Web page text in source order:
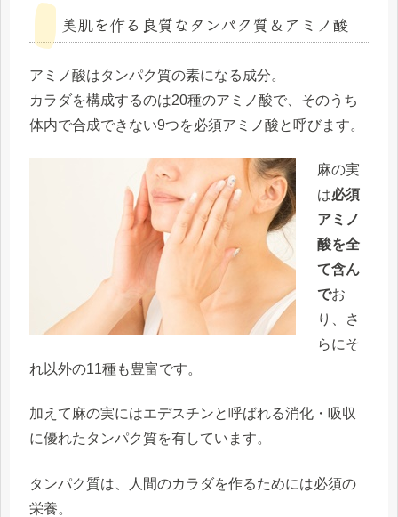
美肌を作る良質なタンパク質＆アミノ酸
アミノ酸はタンパク質の素になる成分。
カラダを構成するのは20種のアミノ酸で、そのうち
体内で合成できない9つを必須アミノ酸と呼びます。
麻の実
は必須
アミノ
酸を全
て含ん
でお
り、さ
らにそ
れ以外の11種も豊富です。
加えて麻の実にはエデスチンと呼ばれる消化・吸収
に優れたタンパク質を有しています。
タンパク質は、人間のカラダを作るためには必須の
栄養。